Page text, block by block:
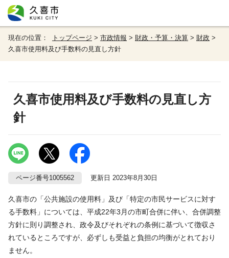
現在の位置： トップページ > 市政情報 > 財政・予算・決算 > 財政 >
久喜市使用料及び手数料の見直し方針
久喜市使用料及び手数料の見直し方
針
ページ番号1005562 更新日 2023年8月30日
久喜市の「公共施設の使用料」及び「特定の市民サービスに対す
る手数料」については、平成22年3月の市町合併に伴い、合併調整
方針に則り調整され、政令及びそれぞれの条例に基づいて徴収さ
れているところですが、必ずしも受益と負担の均衡がとれており
ません。